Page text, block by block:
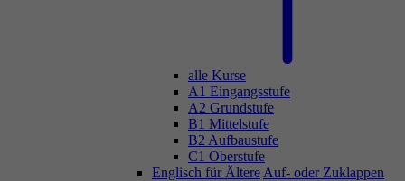
alle Kurse
A1 Eingangsstufe
A2 Grundstufe
B1 Mittelstufe
B2 Aufbaustufe
C1 Oberstufe
Englisch für Ältere Auf- oder Zuklappen